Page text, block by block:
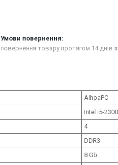
повернення товару протягом 14 днів
AlhpaPC
Intel i5-
4
DDR3
8 Gb